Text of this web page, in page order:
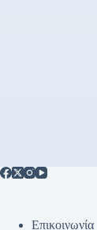
Επικοινωνία